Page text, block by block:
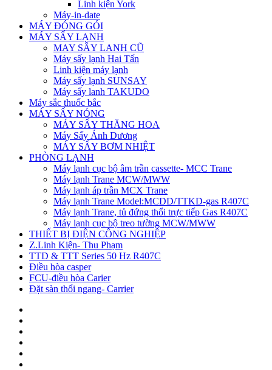
Linh kiện York
Máy-in-date
MÁY ĐÓNG GÓI
MÁY SẤY LẠNH
MAY SÂY LANH CŨ
Máy sấy lạnh Hai Tấn
Linh kiện máy lạnh
Máy sấy lạnh SUNSAY
Máy sấy lanh TAKUDO
Máy sắc thuốc bắc
MÁY SẤY NÓNG
MÁY SẤY THĂNG HOA
Máy Sấy Ánh Dương
MÁY SẤY BƠM NHIỆT
PHÒNG LẠNH
Máy lạnh cục bộ âm trần cassette- MCC Trane
Máy lạnh Trane MCW/MWW
Máy lạnh áp trần MCX Trane
Máy lạnh Trane Model:MCDD/TTKD-gas R407C
Máy lạnh Trane, tủ đứng thổi trực tiếp Gas R407C
Máy lạnh cục bộ treo tường MCW/MWW
THIẾT BỊ ĐIỆN CÔNG NGHIỆP
Z.Linh Kiện- Thu Phạm
TTD & TTT Series 50 Hz R407C
Điều hòa casper
FCU-điều hòa Carier
Đặt sàn thổi ngang- Carrier